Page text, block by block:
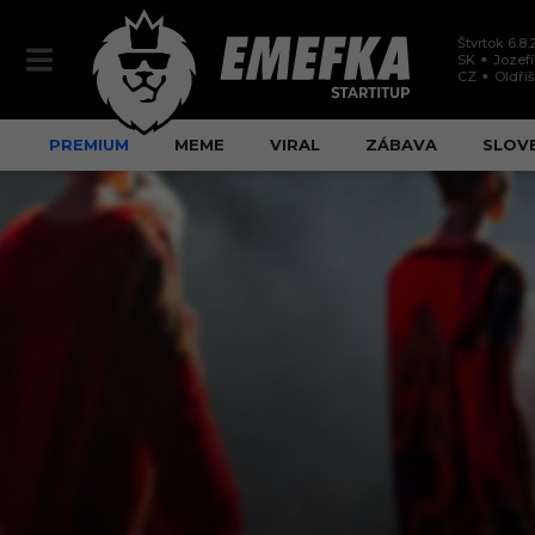
Štvrtok
SK
CZ
PREMIUM MEME VIRAL ZÁBAVA